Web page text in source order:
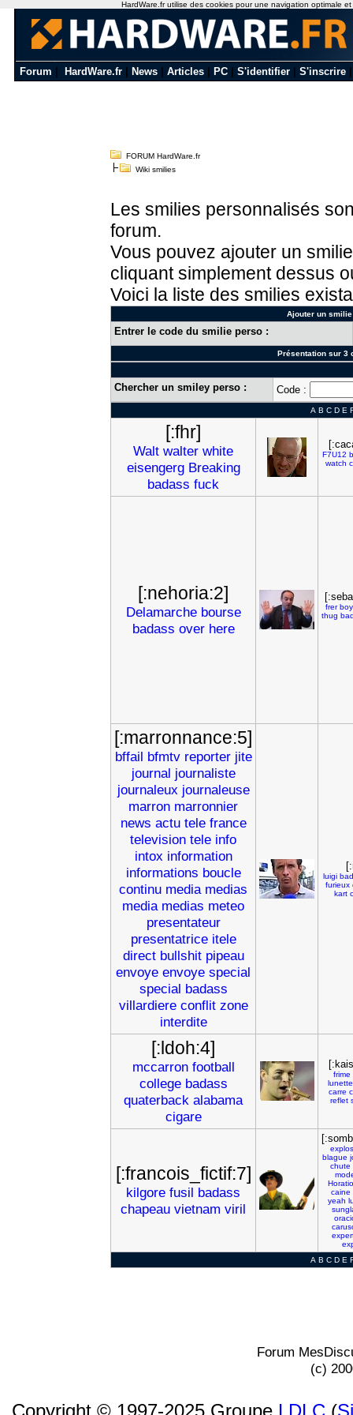
Forum HardWare.fr News Articles PC S'identifier S'inscrire
FORUM HardWare.fr
Wiki smilies
Les smilies personnalisés
forum.
Vous pouvez ajouter un
cliquant simplement dessus
Voici la liste des smilies
Ajouter un
Entrer le code du smilie perso :
Présentation sur 3
Chercher un smiley perso : Code :
A B C D E
[:fhr]
Walt walter white
eisengerg Breaking
badass fuck
F7U12
watch
[:nehoria:2]
Delamarche bourse
badass over here
frer
thug
[:marronnance:5]
bffail bfmtv reporter jite
journal journaliste
journaleux journaleuse
marron marronnier
news actu tele france
television tele info
intox information
informations boucle
continu media medias
media medias meteo
presentateur
presentatrice itele
direct bullshit pipeau
envoye envoye special
special badass
villardiere conflit zone
interdite
luigi
furieux
kart
[:ldoh:4]
mccarron football
college badass
quaterback alabama
cigare
frime
lunette
carre
reflet
[:francois_fictif:7]
kilgore fusil badass
chapeau vietnam viril
blague
chute
Horatio
caine
yeah
A B C D E
Forum
(c)
Copyright © 1997-2025 Groupe LDLC (
HardWare.fr utilise des cookies pour une navigation optimale